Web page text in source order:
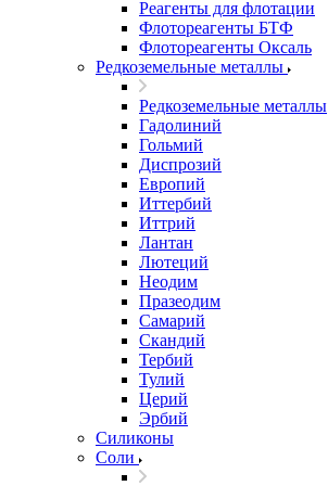
Реагенты для флотации
Флотореагенты БТФ
Флотореагенты Оксаль
Редкоземельные металлы
Редкоземельные металлы
Гадолиний
Гольмий
Диспрозий
Европий
Иттербий
Иттрий
Лантан
Лютеций
Неодим
Празеодим
Самарий
Скандий
Тербий
Тулий
Церий
Эрбий
Силиконы
Соли